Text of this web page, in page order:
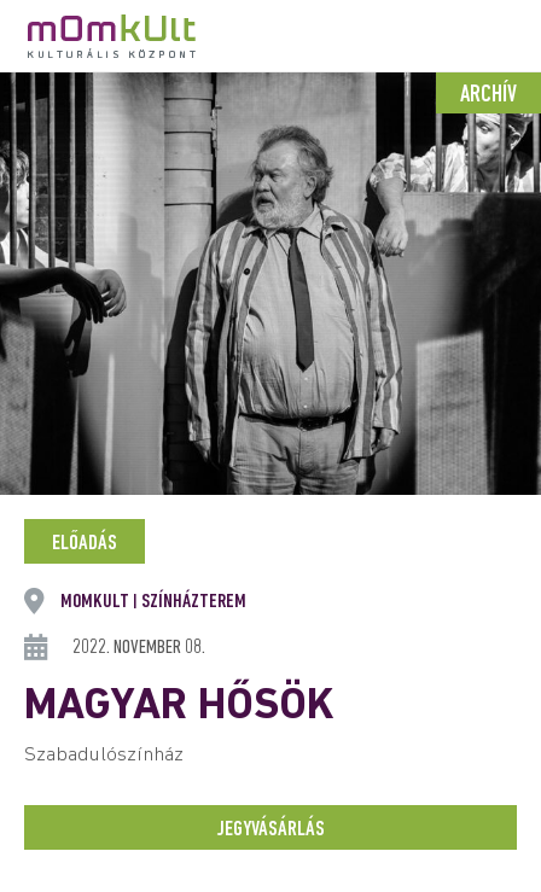
ARCHÍV
ELŐADÁS
MOMKULT SZÍNHÁZTEREM
2022. NOVEMBER 08.
MAGYAR HŐSÖK
Szabadulószínház
JEGYVÁSÁRLÁS